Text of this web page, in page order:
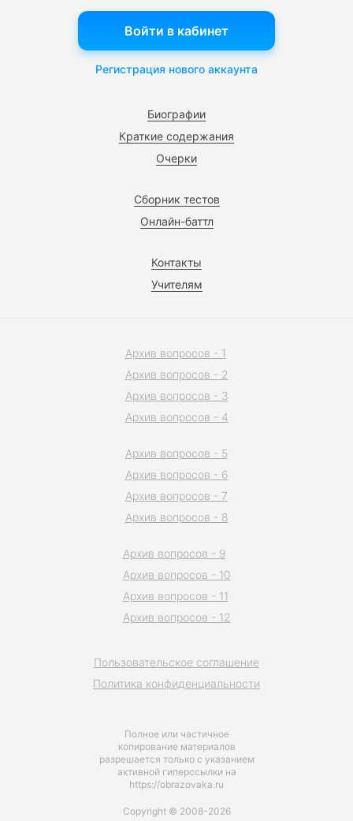
Биографии
Краткие содержания
Очерки
Сборник тестов
Онлайн-баттл
Контакты
Учителям
Войти в кабинет
Регистрация нового аккаунта
Полное или частичное
копирование материалов
разрешается только с указанием
активной гиперссылки на
https://obrazovaka.ru
Пользовательское соглашение
Политика конфиденциальности
Архив вопросов - 1
Архив вопросов - 2
Архив вопросов - 3
Архив вопросов - 4
Архив вопросов - 5
Архив вопросов - 6
Архив вопросов - 7
Архив вопросов - 8
Архив вопросов - 9
Архив вопросов - 10
Архив вопросов - 11
Архив вопросов - 12
Copyright © 2008-2026